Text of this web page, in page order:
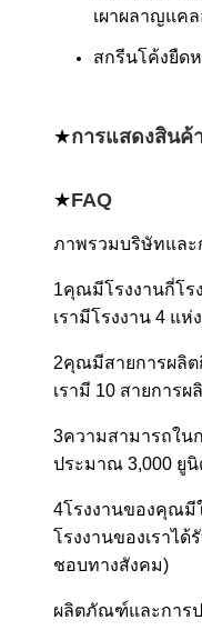
เผาผลาญแค
สกรีนโค้งยืด
★การแสดงสินค้
★FAQ
ภาพรวมบริษัทและ
1คุณมีโรงงานกี่โร
เรามีโรงงาน 4 แ
2คุณมีสายการผลิต
เรามี 10 สายการผ
3ความสามารถใน
ประมาณ 3,000 ยู
4โรงงานของคุณมี
โรงงานของเราไ
ชอบทางสังคม)
ผลิตภัณฑ์และการ